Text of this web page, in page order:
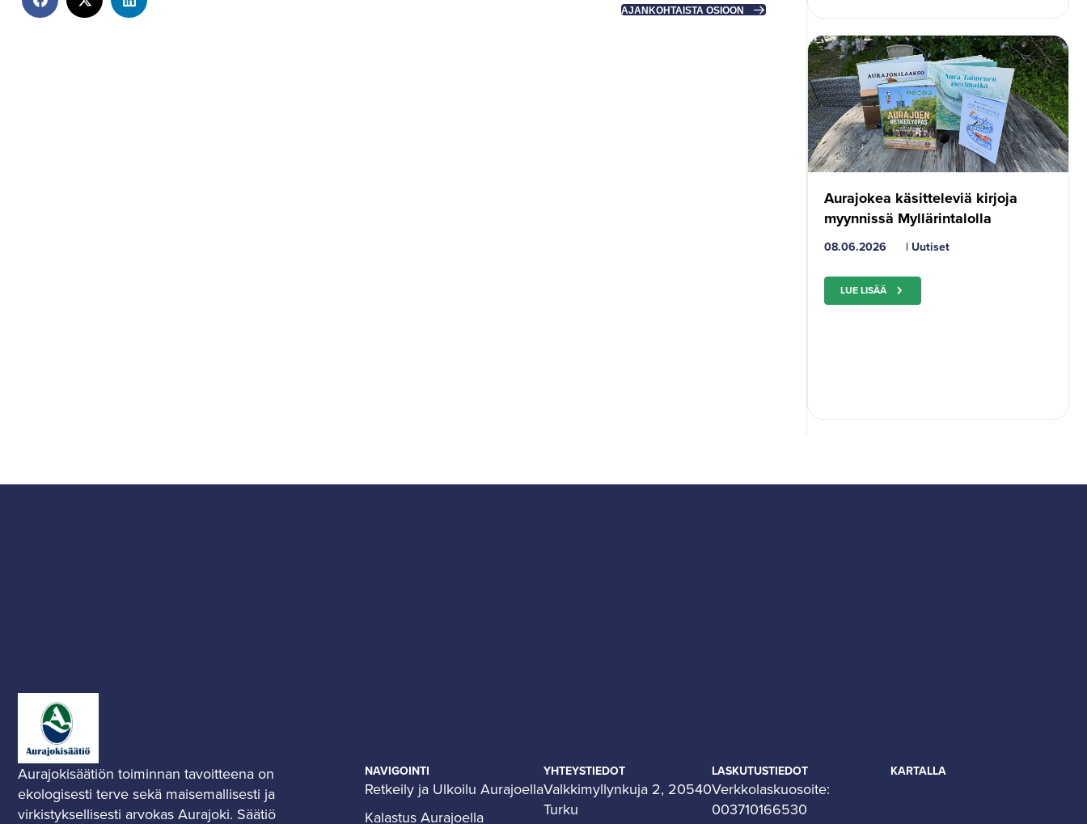
AJANKOHTAISTA OSIOON
Aurajokea käsitteleviä kirjoja
myynnissä Myllärintalolla
08.06.2026 | Uutiset
LUE LISÄÄ
Aurajokisäätiön toiminnan tavoitteena on
ekologisesti terve sekä maisemallisesti ja
virkistyksellisesti arvokas Aurajoki. Säätiö
NAVIGOINTI
Retkeily ja Ulkoilu Aurajoella
Kalastus Aurajoella
YHTEYSTIEDOT
Valkkimyllynkuja 2, 20540
Turku
LASKUTUSTIEDOT
Verkkolaskuosoite:
003710166530
KARTALLA